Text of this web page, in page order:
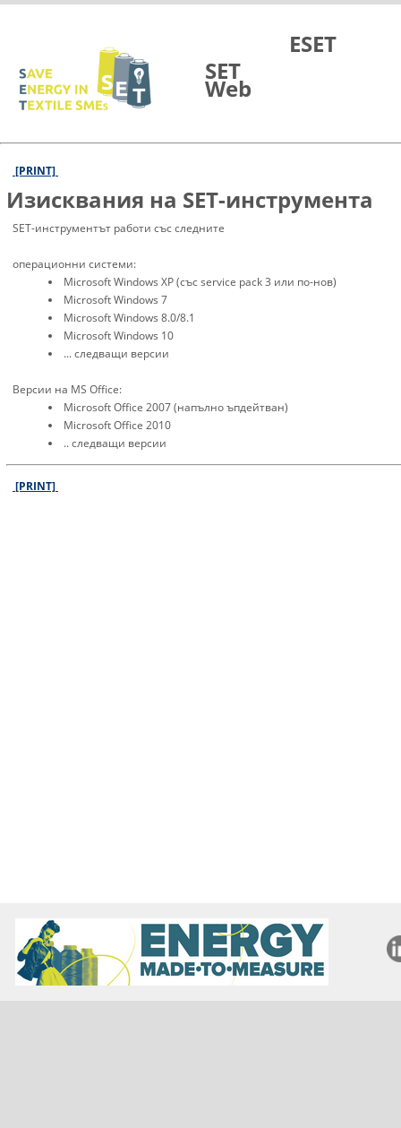
SET
Web
ESET
[PRINT]
Изисквания на SET-инструмента
SET-инструментът работи със следните
операционни системи:
Microsoft Windows XP (със service pack 3 или по-нов)
Microsoft Windows 7
Microsoft Windows 8.0/8.1
Microsoft Windows 10
... следващи версии
Версии на MS Office:
Microsoft Office 2007 (напълно ъпдейтван)
Microsoft Office 2010
.. следващи версии
[PRINT]